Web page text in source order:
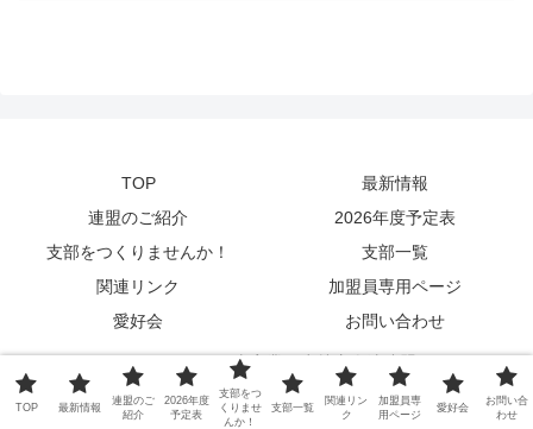
TOP
最新情報
連盟のご紹介
2026年度予定表
支部をつくりませんか！
支部一覧
関連リンク
加盟員専用ページ
愛好会
お問い合わせ
© 2021-2026 関東実業団少林寺拳法連盟.
TOP 最新情報
連盟のご
紹介
2026年度
予定表
支部をつ
くりませ
んか！
支部一覧
関連リン
ク
加盟員専
用ページ
愛好会
お問い合
わせ